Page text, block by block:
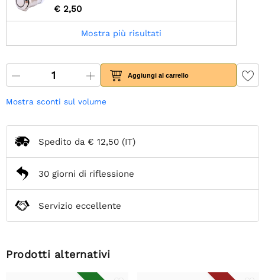
€ 2,50
Mostra più risultati
Aggiungi al carrello
Mostra sconti sul volume
Spedito da € 12,50 (IT)
30 giorni di riflessione
Servizio eccellente
Prodotti alternativi